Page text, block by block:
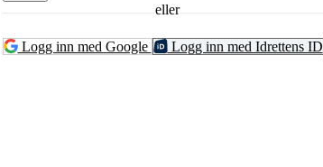
eller
Logg inn med Google Logg inn med Idrettens ID